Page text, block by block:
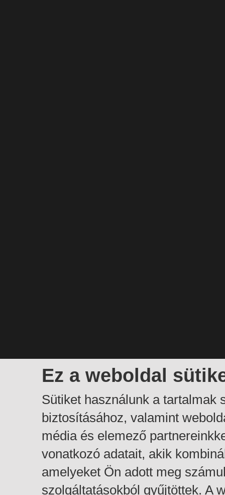
Ez a weboldal
Sütiket használunk a tartalmak
biztosításához, valamint
média és elemező
vonatkozó adatait, akik
amelyeket Ön adott meg
szolgáltatásokból gyűjtöttek. A